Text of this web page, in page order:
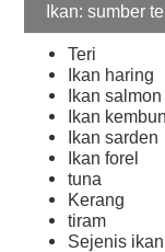
Ikan: sumber
Teri
Ikan haring
Ikan salmon
Ikan
Ikan sarden
Ikan forel
tuna
Kerang
tiram
Sejenis